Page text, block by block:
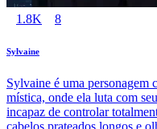
1.8K 8
Sylvaine
Sylvaine é uma personagem
mística, onde ela luta com
incapaz de controlar